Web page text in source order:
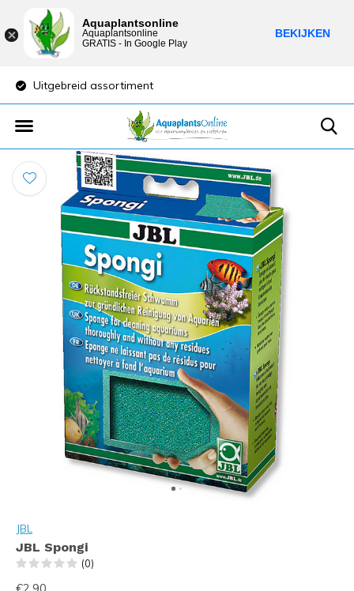
Uitgebreid assortiment
JBL
JBL Spongi
(0)
Aquaplantsonline
Aquaplantsonline
GRATIS - In Google Play
BEKIJKEN